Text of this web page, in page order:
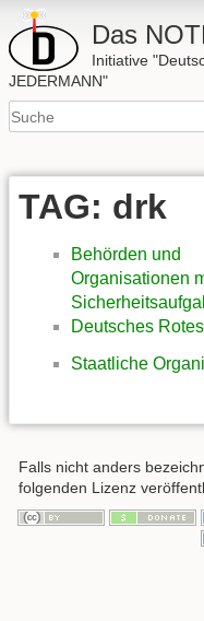
Das
Initiative
JEDERMANN"
TAG: drk
Behörden und
Organisationen
Deutsches
Staatliche
Falls nicht anders
folgenden Lizenz